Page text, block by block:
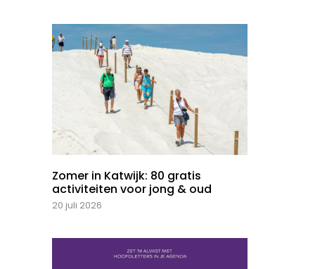
Zomer in Katwijk: 80 gratis
activiteiten voor jong & oud
20 juli 2026